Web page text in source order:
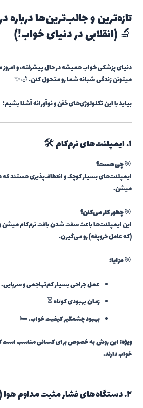
تازه‌ترین و جالب‌ترین‌ها
🔬 (انقلابی در دنیای خواب!)
دنیای پزشکی خواب همیشه در حال پیشرفته، و امروز
میتونن زندگی شبانه شما رو متحول کنن. 🌙✨
بیاید با این تکنولوژی‌های خفن و نوآورانه آشنا بشیم:
۱. ایمپلنت‌های نرم‌کام 🛠️
🎯چی هست؟
ایمپلنت‌های بسیار کوچک و انعطاف‌پذیری هستند که در
میشن.
🎯چطور کار می‌کنن؟
این ایمپلنت‌ها باعث سفت شدن بافت نرم‌کام میشن
(که عامل خروپفه) رو می‌گیرن.
🎯مزایا:
عمل جراحی بسیار کم‌تهاجمی و سرپایی.
زمان بهبودی کوتاه ⏳
بهبود چشمگیر کیفیت خواب. 🛏️
ویژه:این روش به خصوص برای کسانی مناسب است
خواب دارند.
۲. دستگاه‌های فشار مثبت مداوم هوا (CPAP) 😇